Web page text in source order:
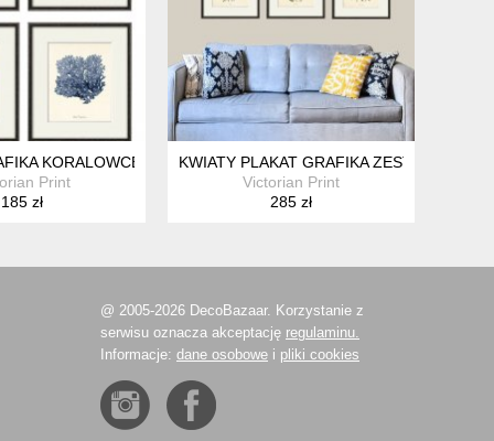
KORALOWCE MUSZLA PREZENT
Print
185 zł
KWIATY PLAKAT GRAFIKA ZESTAW 6X A4
Victorian Print
285 zł
@ 2005-2026 DecoBazaar. Korzystanie z
serwisu oznacza akceptację regulaminu.
Informacje: dane osobowe i pliki cookies